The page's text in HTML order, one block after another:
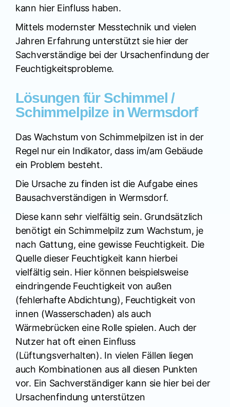
kann hier Einfluss haben.
Mittels modernster Messtechnik und vielen
Jahren Erfahrung unterstützt sie hier der
Sachverständige bei der Ursachenfindung der
Feuchtigkeitsprobleme.
Lösungen für Schimmel /
Schimmelpilze in Wermsdorf
Das Wachstum von Schimmelpilzen ist in der
Regel nur ein Indikator, dass im/am Gebäude
ein Problem besteht.
Die Ursache zu finden ist die Aufgabe eines
Bausachverständigen in Wermsdorf.
Diese kann sehr vielfältig sein. Grundsätzlich
benötigt ein Schimmelpilz zum Wachstum, je
nach Gattung, eine gewisse Feuchtigkeit. Die
Quelle dieser Feuchtigkeit kann hierbei
vielfältig sein. Hier können beispielsweise
eindringende Feuchtigkeit von außen
(fehlerhafte Abdichtung), Feuchtigkeit von
innen (Wasserschaden) als auch
Wärmebrücken eine Rolle spielen. Auch der
Nutzer hat oft einen Einfluss
(Lüftungsverhalten). In vielen Fällen liegen
auch Kombinationen aus all diesen Punkten
vor. Ein Sachverständiger kann sie hier bei der
Ursachenfindung unterstützen